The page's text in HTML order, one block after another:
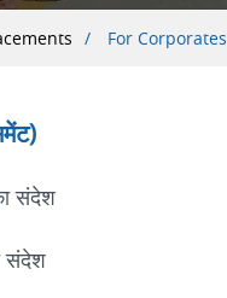
For Corporates
संदेश
संदेश